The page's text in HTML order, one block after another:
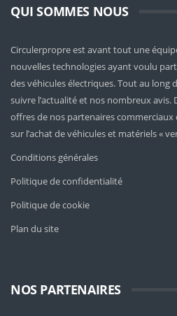
QUI SOMMES NOUS
Circulerpropre est avant tout une
nouvelles technologies ayant voulu
des véhicules électriques. Tout au long
suivre l’actualité et nos nombreux avis.
offres de nos partenaires
sur l’achat de véhicules et matériels «
Conditions générales
Politique de confidentialité
Politique de cookie
Plan du site
NOS PARTENAIRES